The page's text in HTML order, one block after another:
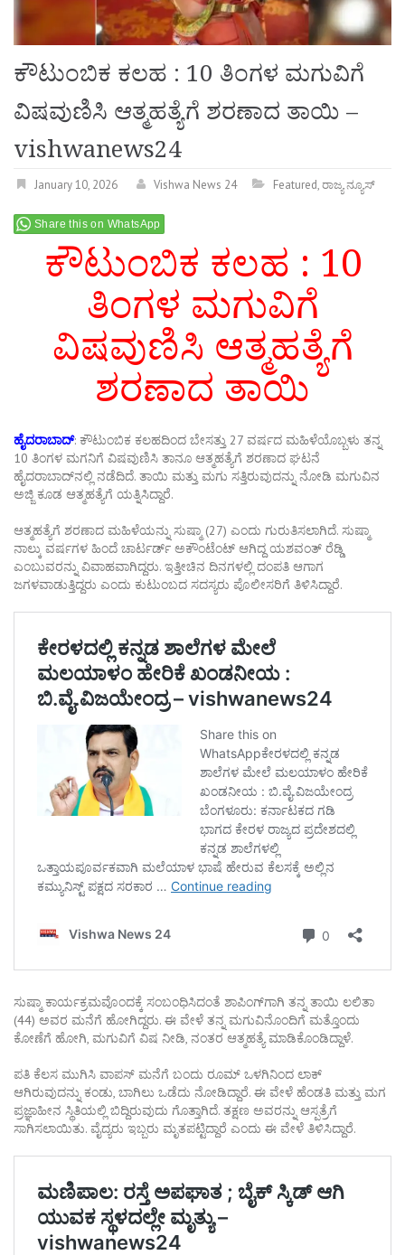
ಕೌಟುಂಬಿಕ ಕಲಹ : 10 ತಿಂಗಳ ಮಗುವಿಗೆ
ವಿಷವುಣಿಸಿ ಆತ್ಮಹತ್ಯೆಗೆ ಶರಣಾದ ತಾಯಿ –
vishwanews24
January 10, 2026 Vishwa News 24 Featured,ರಾಜ್ಯ ನ್ಯೂಸ್
Share this on WhatsApp
ಕೌಟುಂಬಿಕ ಕಲಹ : 10
ತಿಂಗಳ ಮಗುವಿಗೆ
ವಿಷವುಣಿಸಿ ಆತ್ಮಹತ್ಯೆಗೆ
ಶರಣಾದ ತಾಯಿ
ಹೈದರಾಬಾದ್: ಕೌಟುಂಬಿಕ ಕಲಹದಿಂದ ಬೇಸತ್ತು 27 ವರ್ಷದ ಮಹಿಳೆಯೊಬ್ಬಳು ತನ್ನ
10 ತಿಂಗಳ ಮಗನಿಗೆ ವಿಷವುಣಿಸಿ ತಾನೂ ಆತ್ಮಹತ್ಯೆಗೆ ಶರಣಾದ ಘಟನೆ
ಹೈದರಾಬಾದ್‌ನಲ್ಲಿ ನಡೆದಿದೆ. ತಾಯಿ ಮತ್ತು ಮಗು ಸತ್ತಿರುವುದನ್ನು ನೋಡಿ ಮಗುವಿನ
ಅಜ್ಜಿ ಕೂಡ ಆತ್ಮಹತ್ಯೆಗೆ ಯತ್ನಿಸಿದ್ದಾರೆ.
ಆತ್ಮಹತ್ಯೆಗೆ ಶರಣಾದ ಮಹಿಳೆಯನ್ನು ಸುಷ್ಮಾ (27) ಎಂದು ಗುರುತಿಸಲಾಗಿದೆ. ಸುಷ್ಮಾ
ನಾಲ್ಕು ವರ್ಷಗಳ ಹಿಂದೆ ಚಾರ್ಟರ್ಡ್ ಅಕೌಂಟೆಂಟ್ ಆಗಿದ್ದ ಯಶವಂತ್ ರೆಡ್ಡಿ
ಎಂಬುವರನ್ನು ವಿವಾಹವಾಗಿದ್ದರು. ಇತ್ತೀಚಿನ ದಿನಗಳಲ್ಲಿ ದಂಪತಿ ಆಗಾಗ
ಜಗಳವಾಡುತ್ತಿದ್ದರು ಎಂದು ಕುಟುಂಬದ ಸದಸ್ಯರು ಪೊಲೀಸರಿಗೆ ತಿಳಿಸಿದ್ದಾರೆ.
ಸುಷ್ಮಾ ಕಾರ್ಯಕ್ರಮವೊಂದಕ್ಕೆ ಸಂಬಂಧಿಸಿದಂತೆ ಶಾಪಿಂಗ್‌ಗಾಗಿ ತನ್ನ ತಾಯಿ ಲಲಿತಾ
(44) ಅವರ ಮನೆಗೆ ಹೋಗಿದ್ದರು. ಈ ವೇಳೆ ತನ್ನ ಮಗುವಿನೊಂದಿಗೆ ಮತ್ತೊಂದು
ಕೋಣೆಗೆ ಹೋಗಿ, ಮಗುವಿಗೆ ವಿಷ ನೀಡಿ, ನಂತರ ಆತ್ಮಹತ್ಯೆ ಮಾಡಿಕೊಂಡಿದ್ದಾಳೆ.
ಪತಿ ಕೆಲಸ ಮುಗಿಸಿ ವಾಪಸ್‌ ಮನೆಗೆ ಬಂದು ರೂಮ್ ಒಳಗಿನಿಂದ ಲಾಕ್
ಆಗಿರುವುದನ್ನು ಕಂಡು, ಬಾಗಿಲು ಒಡೆದು ನೋಡಿದ್ದಾರೆ. ಈ ವೇಳೆ ಹೆಂಡತಿ ಮತ್ತು ಮಗ
ಪ್ರಜ್ಞಾಹೀನ ಸ್ಥಿತಿಯಲ್ಲಿ ಬಿದ್ದಿರುವುದು ಗೊತ್ತಾಗಿದೆ. ತಕ್ಷಣ ಅವರನ್ನು ಆಸ್ಪತ್ರೆಗೆ
ಸಾಗಿಸಲಾಯಿತು. ವೈದ್ಯರು ಇಬ್ಬರು ಮೃತಪಟ್ಟಿದ್ದಾರೆ ಎಂದು ಈ ವೇಳೆ ತಿಳಿಸಿದ್ದಾರೆ.